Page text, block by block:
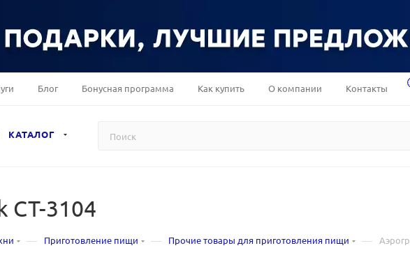
Блог Бонусная программа Как купить О компании Контакты
КАТАЛОГ
CT-3104
— Приготовление пищи — Прочие товары для приготовления пищи —